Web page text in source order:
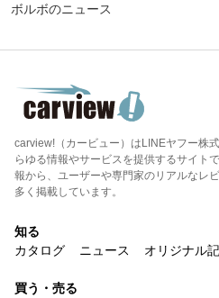
ボルボのニュース
carview!（カービュー）はLINEヤフー株
らゆる情報やサービスを提供するサイト
報から、ユーザーや専門家のリアルなレ
多く掲載しています。
知る
カタログ
ニュース オリジナル
買う・売る